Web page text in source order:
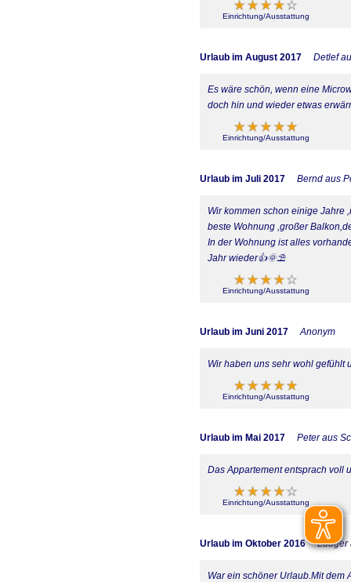
Einrichtung/Ausstattung
Urlaub im August 2017 Detlef
Es wäre schön, wenn eine
doch hin und wieder etwas
Einrichtung/Ausstattung
Urlaub im Juli 2017 Bernd aus
Wir kommen schon einige Jahre
beste Wohnung ,großer
In der Wohnung ist alles
Jahr wieder👍🌞⛱
Einrichtung/Ausstattung
Urlaub im Juni 2017 Anonym
Wir haben uns sehr wohl gefühlt
Einrichtung/Ausstattung
Urlaub im Mai 2017 Peter aus
Das Appartement entsprach voll
Einrichtung/Ausstattung
Urlaub im Oktober 2016 Ludger
War ein schöner Urlaub.Mit dem